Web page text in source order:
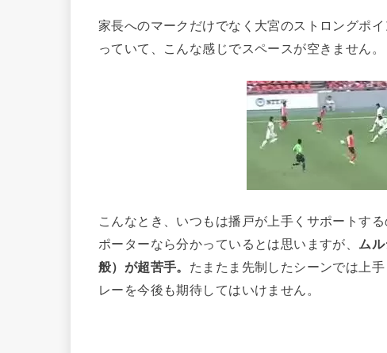
家長へのマークだけでなく大宮のストロングポ
っていて、こんな感じでスペースが空きません。
こんなとき、いつもは播戸が上手くサポートす
ポーターなら分かっているとは思いますが、 ム
般）が超苦手。 たまたま先制したシーンでは上
レーを今後も期待してはいけません。